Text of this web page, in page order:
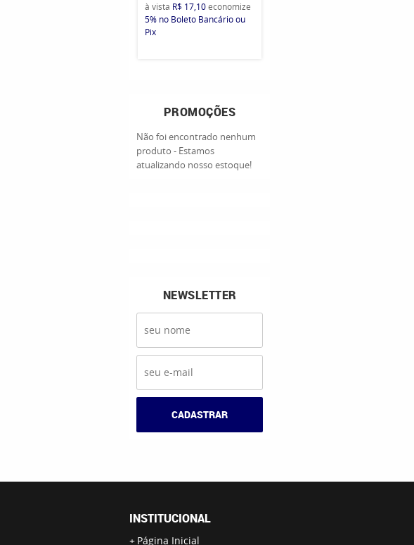
à vista R$ 17,10economize
5% no Boleto Bancário ou
Pix
PROMOÇÕES
Não foi encontrado nenhum
produto - Estamos
atualizando nosso estoque!
NEWSLETTER
CADASTRAR
INSTITUCIONAL
Página Inicial